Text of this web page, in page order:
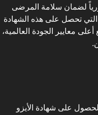
لضمان سلامة المرضى
تحصل على هذه الشهادة
معايير الجودة العالمية،
على شهادة الأيزو